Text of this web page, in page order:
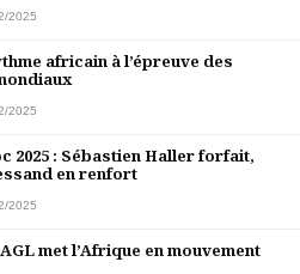
2025
africain à l’épreuve des
2025
2025 : Sébastien Haller forfait,
en renfort
2025
AGL met l’Afrique en mouvement